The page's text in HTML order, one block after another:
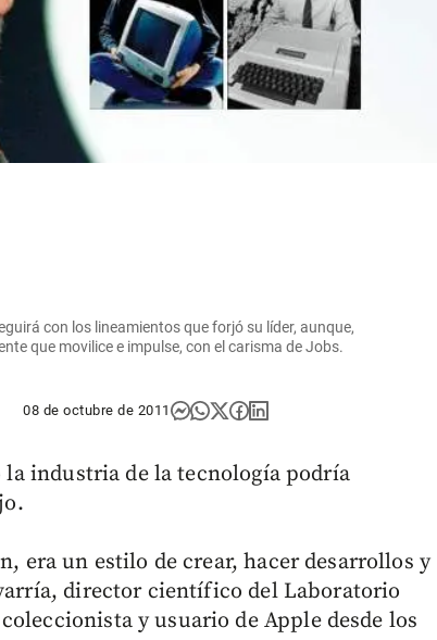
con los lineamientos que forjó su líder, aunque,
que movilice e impulse, con el carisma de Jobs.
08 de octubre de 2011
la industria de la tecnología podría
era un estilo de crear, hacer desarrollos y
director científico del Laboratorio
y usuario de Apple desde los